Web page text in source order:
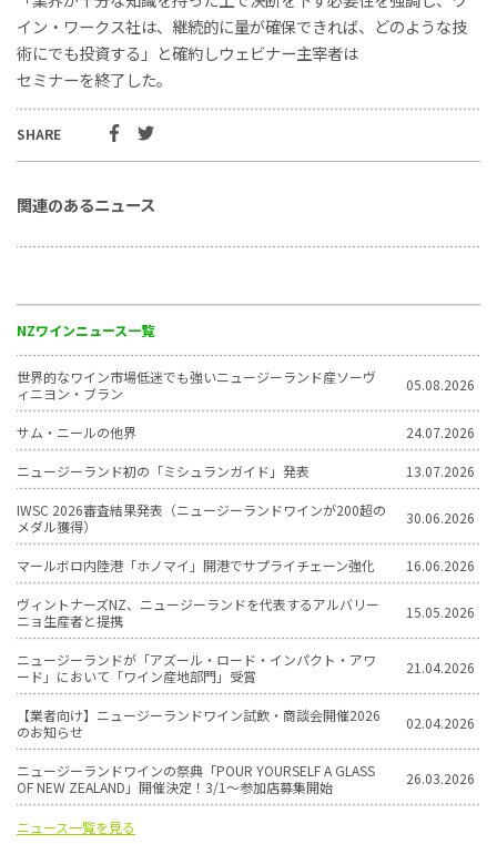
NZワインニュース一覧
世界的なワイン市場低迷でも強いニュージーランド産ソーヴ
ィニヨン・ブラン
05.08.2026
サム・ニールの他界 24.07.2026
ニュージーランド初の「ミシュランガイド」発表 13.07.2026
IWSC 2026審査結果発表（ニュージーランドワインが200超の
メダル獲得）
30.06.2026
マールボロ内陸港「ホノマイ」開港でサプライチェーン強化 16.06.2026
ヴィントナーズNZ、ニュージーランドを代表するアルバリー
ニョ生産者と提携
15.05.2026
ニュージーランドが「アズール・ロード・インパクト・アワ
ード」において「ワイン産地部門」受賞
21.04.2026
【業者向け】ニュージーランドワイン試飲・商談会開催2026
のお知らせ
02.04.2026
ニュージーランドワインの祭典「POUR YOURSELF A GLASS
OF NEW ZEALAND」開催決定！3/1〜参加店募集開始
26.03.2026
ニュース一覧を見る
イン・ワークス社は、継続的に量が確保できれば、どのような技
術にでも投資する」と確約しウェビナー主宰者は
セミナーを終了した。
SHARE
関連のあるニュース